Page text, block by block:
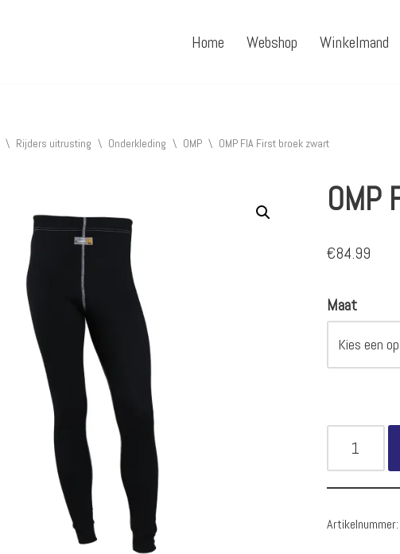
Home Webshop Winkelmand
\ Rijders uitrusting \ Onderkleding \ OMP \ OMP FIA First broek zwart
OMP
€84.99
Maat
Artikelnummer: